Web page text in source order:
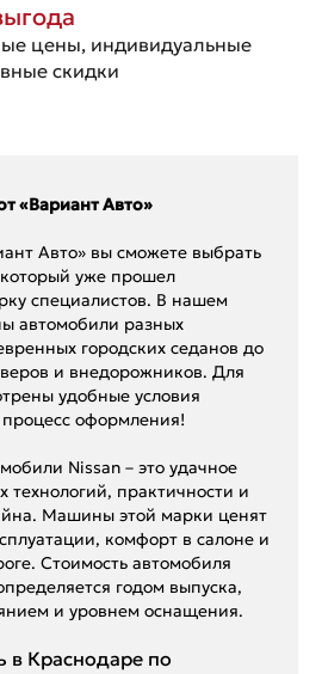
цены, индивидуальные
скидки
«Вариант Авто»
Авто» вы сможете выбрать
уже прошел
специалистов. В нашем
автомобили разных
городских седанов до
и внедорожников. Для
удобные условия
оформления!
Nissan – это удачное
технологий, практичности и
Машины этой марки ценят
комфорт в салоне и
Стоимость автомобиля
годом выпуска,
и уровнем оснащения.
в Краснодаре по